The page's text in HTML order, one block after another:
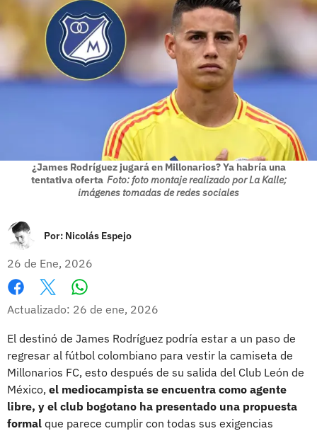
¿James Rodríguez jugará en Millonarios? Ya habría una
tentativa oferta Foto: foto montaje realizado por La Kalle;
imágenes tomadas de redes sociales
Por: Nicolás Espejo
26 de Ene, 2026
Facebook
X
Actualizado: 26 de ene, 2026
El destinó de James Rodríguez podría estar a un paso de
regresar al fútbol colombiano para vestir la camiseta de
Millonarios FC, esto después de su salida del Club León de
México, el mediocampista se encuentra como agente
libre, y el club bogotano ha presentado una propuesta
formal que parece cumplir con todas sus exigencias